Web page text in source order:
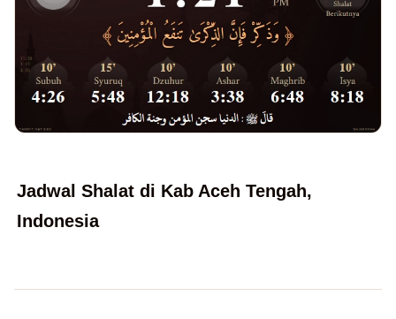
Jadwal Shalat di Kab Aceh Tengah,
Indonesia